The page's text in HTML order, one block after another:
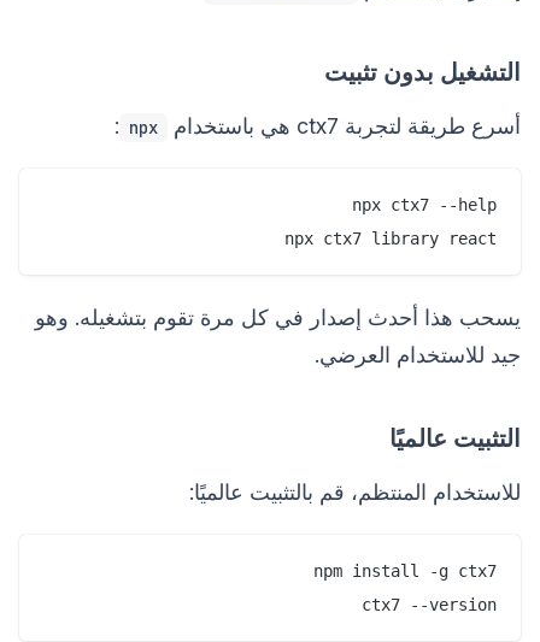
التشغيل بدون تثبيت
أسرع طريقة لتجربة ctx7 هي باستخدام npx
:
npx ctx7 library react
يسحب هذا أحدث إصدار في كل مرة تقوم بتشغيله. وهو
جيد للاستخدام العرضي.
التثبيت عالميًا
للاستخدام المنتظم، قم بالتثبيت عالميًا:
ctx7 --version